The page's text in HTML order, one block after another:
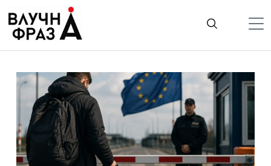
содержимому
Гроші
Життя
Лайфстайл
ТехноНаука